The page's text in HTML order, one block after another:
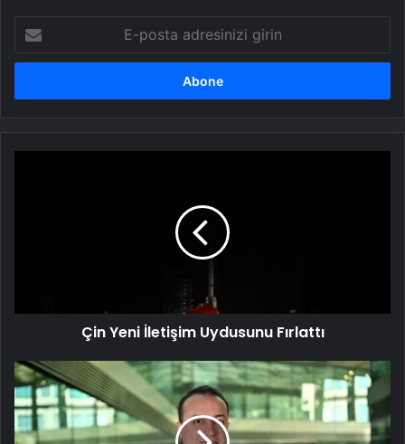
posta
adresinizi
Çin Yeni İletişim Uydusunu Fırlattı
OEDAŞ'tan
Yerli
Yazılım
Hamlesi